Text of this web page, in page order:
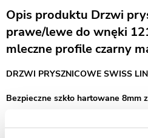
Opis produktu Drzwi
prawe/lewe do wnęki
mleczne profile czarny
DRZWI PRYSZNICOWE SWISS
Bezpieczne szkło hartowane 8mm